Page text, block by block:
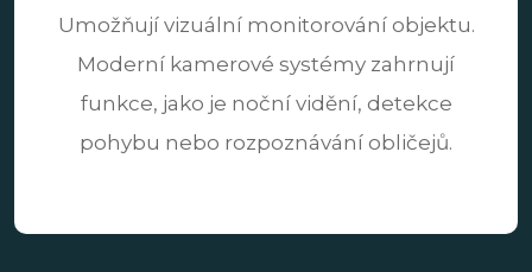
Umožňují vizuální monitorování objektu.
Moderní kamerové systémy zahrnují
funkce, jako je noční vidění, detekce
pohybu nebo rozpoznávání obličejů.